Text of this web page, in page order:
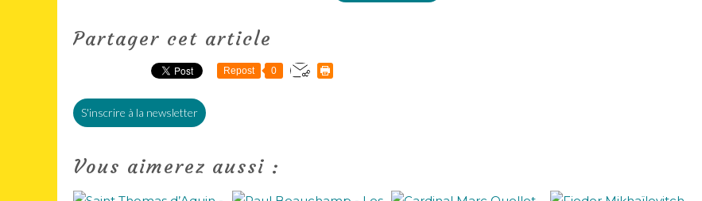
Partager cet article
Repost 0
S'inscrire à la newsletter
Vous aimerez aussi :